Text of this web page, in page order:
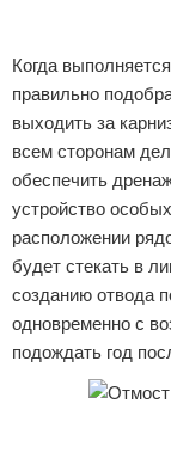
Когда
правильно
выходить за
всем сторонам
обеспечить
устройство
расположении
будет стекать в
созданию отвода
одновременно с
подождать год